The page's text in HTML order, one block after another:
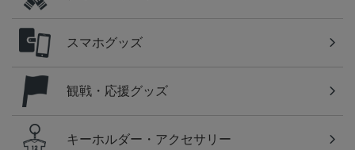
スマホグッズ
観戦・応援グッズ
キーホルダー・アクセサリー